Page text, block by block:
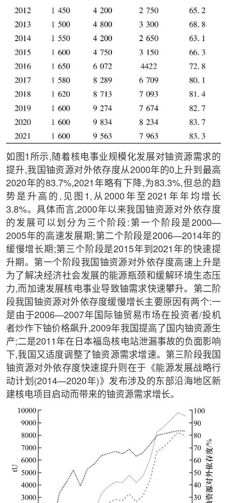
如图1所示,随着核电事业规模化发展对铀资源需求的
提升,我国铀资源对外依存度从2000年的0上升到最高
2020年的83.7%,2021年略有下降,为83.3%,但总的趋
势是升高的,见图1,从2000年至2021年年均增长
3.8%。具体而言,2000年以来我国铀资源对外依存度
的发展可以划分为三个阶段:第一个阶段是2000—
2005年的高速发展期;第二个阶段是2006—2014年的
缓慢增长期;第三个阶段是2015年到2021年的快速提
升期。第一个阶段我国铀资源对外依存度高速上升是
为了解决经济社会发展的能源瓶颈和缓解环境生态压
力,而加速发展核电事业导致铀需求快速攀升。第二阶
段我国铀资源对外依存度缓慢增长主要原因有两个:一
是由于2006—2007年国际铀贸易市场在投资者/投机
者炒作下铀价格飙升,2009年我国提高了国内铀资源生
产;二是2011年在日本福岛核电站泄漏事故的负面影响
下,我国又适度调整了铀资源需求增速。第三阶段我国
铀资源对外依存度快速提升则在于《能源发展战略行
动计划(2014—2020年)》发布涉及的东部沿海地区新
建核电项目启动而带来的铀资源需求增长。